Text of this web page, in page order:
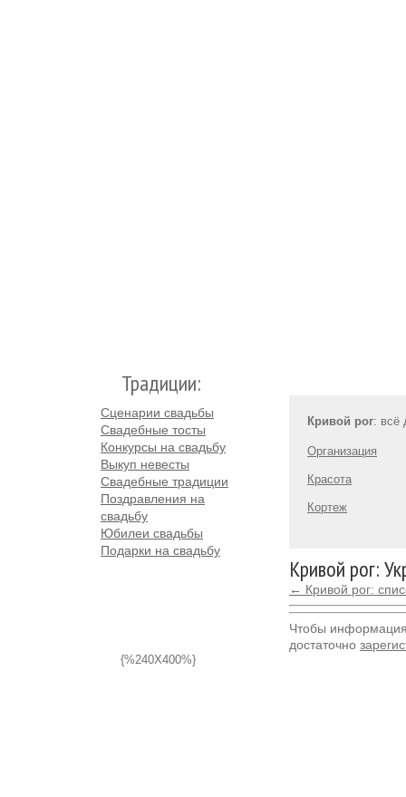
Традиции:
Сценарии свадьбы
Свадебные тосты
Конкурсы на свадьбу
Выкуп невесты
Свадебные традиции
Поздравления на
свадьбу
Юбилеи свадьбы
Подарки на свадьбу
{%240X400%}
Кривой рог: всё
Организация
Красота
Кортеж
Кривой рог:
← Кривой рог:
Чтобы
достаточно